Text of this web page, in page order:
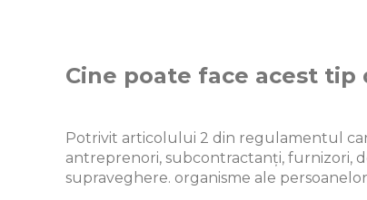
Cine poate face acest tip
Potrivit articolului 2 din regulamentul
antreprenori, subcontractanți, furnizori,
supraveghere. organisme ale